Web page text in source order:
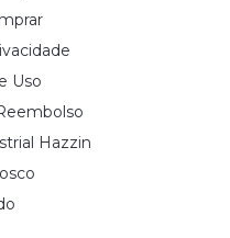
Uso
Hazzin